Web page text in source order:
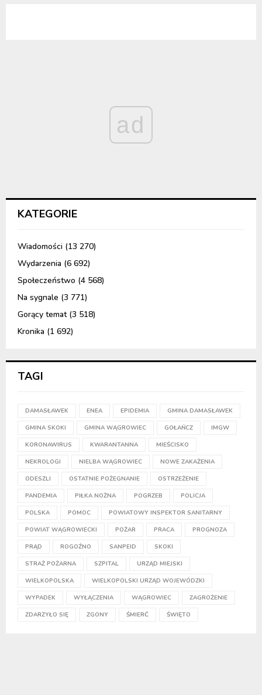
ad
KATEGORIE
Wiadomości (13 270)
Wydarzenia (6 692)
Społeczeństwo (4 568)
Na sygnale (3 771)
Gorący temat(3 518)
Kronika (1 692)
TAGI
DAMASŁAWEK ENEA EPIDEMIA GMINA DAMASŁAWEK
GMINA SKOKI GMINA WĄGROWIEC GOŁAŃCZ IMGW
KORONAWIRUS KWARANTANNA MIEŚCISKO
NEKROLOGI NIELBA WĄGROWIEC NOWE ZAKAŻENIA
ODESZLI OSTATNIE POŻEGNANIE OSTRZEŻENIE
PANDEMIA PIŁKA NOŻNA POGRZEB POLICJA
POLSKA POMOC POWIATOWY INSPEKTOR SANITARNY
POWIAT WĄGROWIECKI POŻAR PRACA PROGNOZA
PRĄD ROGOŹNO SANPEID SKOKI
STRAŻ POŻARNA SZPITAL URZĄD MIEJSKI
WIELKOPOLSKA WIELKOPOLSKI URZĄD WOJEWÓDZKI
WYPADEK WYŁĄCZENIA WĄGROWIEC ZAGROŻENIE
ZDARZYŁO SIĘ ZGONY ŚMIERĆ ŚWIĘTO